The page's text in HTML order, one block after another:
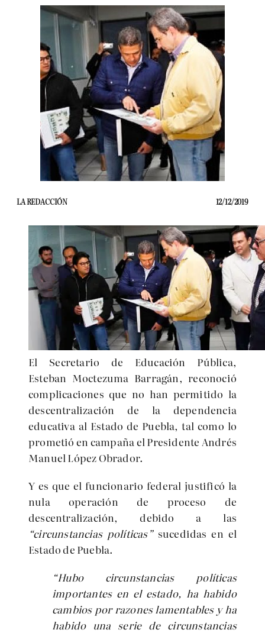
LA REDACCIÓN 12/12/2019
El Secretario de Educación Pública,
Esteban Moctezuma Barragán, reconoció
complicaciones que no han permitido la
descentralización de la dependencia
educativa al Estado de Puebla, tal como lo
prometió en campaña el Presidente Andrés
Manuel López Obrador.
Y es que el funcionario federal justificó la
nula operación de proceso de
descentralización, debido a las
“circunstancias políticas”sucedidas en el
Estado de Puebla.
“Hubo circunstancias políticas
importantes en el estado, ha habido
cambios por razones lamentables y ha
habido una serie de circunstancias